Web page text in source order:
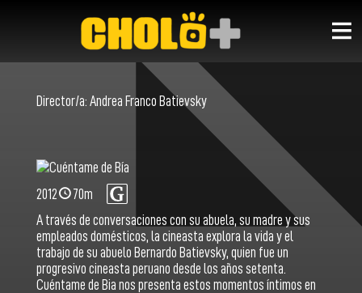
Director/a: Andrea Franco Batievsky
2012
70m
A través de conversaciones con su abuela, su madre y sus
empleados domésticos, la cineasta explora la vida y el
trabajo de su abuelo Bernardo Batievsky, quien fue un
progresivo cineasta peruano desde los años setenta.
Cuéntame de Bia nos presenta estos momentos íntimos en